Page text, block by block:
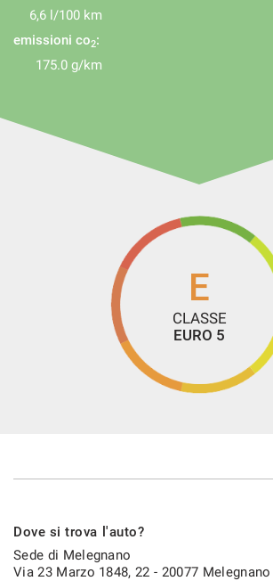
Ipt/Passaggio di proprieta' esclusi
La Vettura Verra' Consegnata con :
Libretto istruzioni
Revisione periodica valida fino a 06/2027
Pre Consegna Con 60 Controlli
Garanzia 12 Mesi
Imperfezioni :
6,6 l/100 km
emissioni co2:
175.0 g/km
E
CLASSE
EURO 5
Dove si trova l'auto?
Sede di Melegnano
Via 23 Marzo 1848, 22 - 20077